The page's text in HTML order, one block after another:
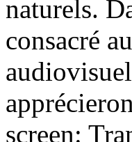
naturels.
consacré
screen: